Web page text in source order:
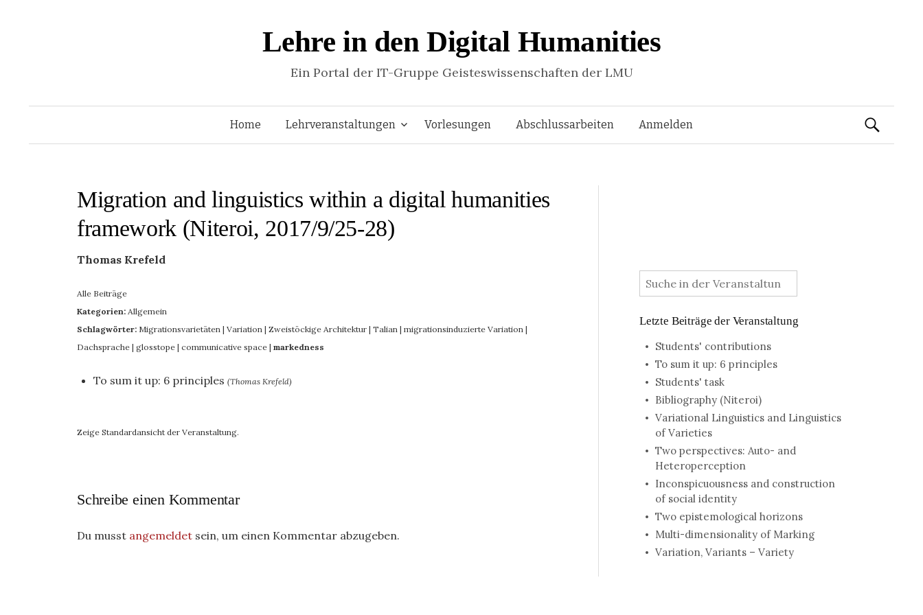
Lehre in den Digital Humanities
Ein Portal der IT-Gruppe Geisteswissenschaften der LMU
Springe
Inhalt
Home Lehrveranstaltungen Vorlesungen Abschlussarbeiten Anmelden Suchen
Migration and linguistics within a digital humanities
framework (Niteroi, 2017/9/25-28)
Thomas Krefeld
Alle Beiträge
Kategorien: Allgemein
Schlagwörter: Migrationsvarietäten | Variation | Zweistöckige Architektur | Talian | migrationsinduzierte Variation |
Dachsprache | glosstope | communicative space | markedness
To sum it up: 6 principles (Thomas Krefeld)
Zeige Standardansicht der Veranstaltung.
Schreibe einen Kommentar
Du musst angemeldet sein, um einen Kommentar abzugeben.
:
Letzte Beiträge der Veranstaltung
Students' contributions
To sum it up: 6 principles
Students' task
Bibliography (Niteroi)
Variational Linguistics and Linguistics
of Varieties
Two perspectives: Auto- and
Heteroperception
Inconspicuousness and construction
of social identity
Two epistemological horizons
Multi-dimensionality of Marking
Variation, Variants – Variety